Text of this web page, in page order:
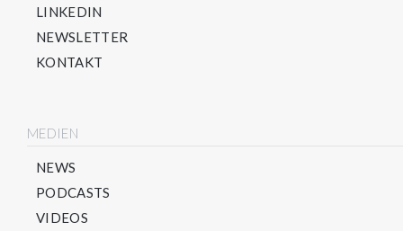
LINKEDIN
NEWSLETTER
KONTAKT
MEDIEN
NEWS
PODCASTS
VIDEOS